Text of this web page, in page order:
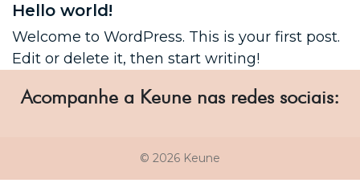
Hello world!
Welcome to WordPress. This is your first post.
Edit or delete it, then start writing!
Acompanhe a Keune nas redes sociais:
© 2026 Keune